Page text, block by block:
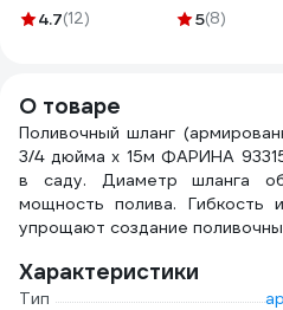
соединитель
4.7(12)
5(8)
О товаре
Поливочный шланг
3/4 дюйма х 15м ФАРИНА
в саду. Диаметр шланга
мощность полива. Гибкость
упрощают создание
Характеристики
Тип